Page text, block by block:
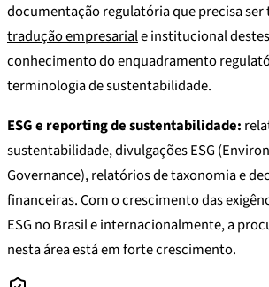
documentação regulatória que precisa ser
tradução empresariale institucional
conhecimento do enquadramento
terminologia de sustentabilidade.
ESG e reporting de sustentabilidade:
sustentabilidade, divulgações ESG
Governance), relatórios de taxonomia e
financeiras. Com o crescimento das
ESG no Brasil e internacionalmente, a
nesta área está em forte crescimento.